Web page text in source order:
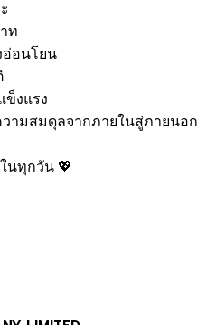
ท
อ่อนโยน
ข็งแรง
ามสมดุลจากภายในสู่ภายนอก
นทุกวัน 💖